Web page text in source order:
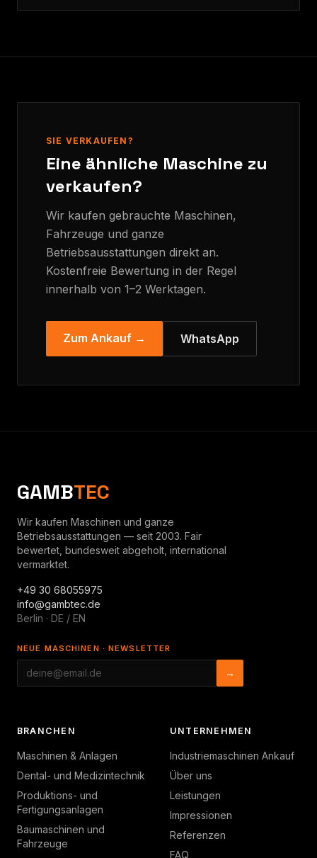
SIE VERKAUFEN?
Eine ähnliche Maschine zu
verkaufen?
Wir kaufen gebrauchte Maschinen,
Fahrzeuge und ganze
Betriebsausstattungen direkt an.
Kostenfreie Bewertung in der Regel
innerhalb von 1–2 Werktagen.
Zum Ankauf → WhatsApp
GAMBTEC
Wir kaufen Maschinen und ganze
Betriebsausstattungen — seit 2003. Fair
bewertet, bundesweit abgeholt, international
vermarktet.
+49 30 68055975
info@gambtec.de
Berlin · DE / EN
NEUE MASCHINEN · NEWSLETTER
→
BRANCHEN
Maschinen & Anlagen
Dental- und Medizintechnik
Produktions- und
Fertigungsanlagen
Baumaschinen und
Fahrzeuge
UNTERNEHMEN
Industriemaschinen Ankauf
Über uns
Leistungen
Impressionen
Referenzen
FAQ